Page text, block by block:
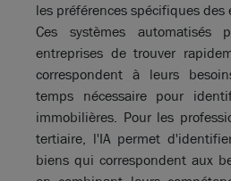
les préférences spécifiques des
Ces systèmes automatisés
entreprises de trouver
correspondent à leurs
temps nécessaire pour
immobilières. Pour les
tertiaire, l'IA permet
biens qui correspondent aux